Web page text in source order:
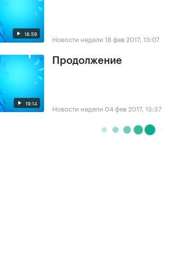
18:59 Новости недели 18 фев 2017, 13:07
19:14
Продолжение
Новости недели 04 фев 2017, 13:37